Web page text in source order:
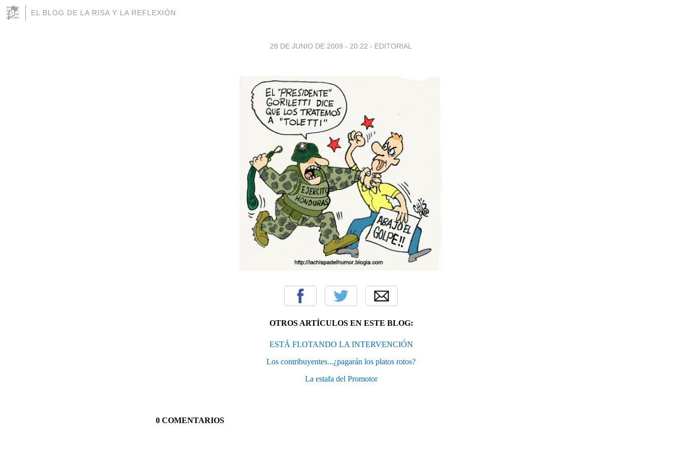
EL BLOG DE LA RISA Y LA REFLEXIÓN
28 DE JUNIO DE 2009 - 20:22 - EDITORIAL
OTROS ARTÍCULOS EN ESTE BLOG:
ESTÁ FLOTANDO LA INTERVENCIÓN
Los contribuyentes...¿pagarán los platos rotos?
La estafa del Promotor
0 COMENTARIOS